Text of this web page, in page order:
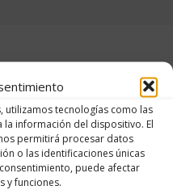
utilizamos tecnologías como las
información del dispositivo. El
permitirá procesar datos
o las identificaciones únicas
puede afectar
y funciones.